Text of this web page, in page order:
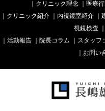
｜ クリニック理念｜ 医療
｜ クリニック紹介｜ 内視鏡室紹介｜
視鏡検査 ｜
｜ 活動報告 ｜ 院長コラム ｜ スタッフ
｜ お問い